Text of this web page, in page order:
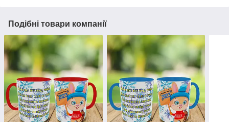
Подібні товари компанії